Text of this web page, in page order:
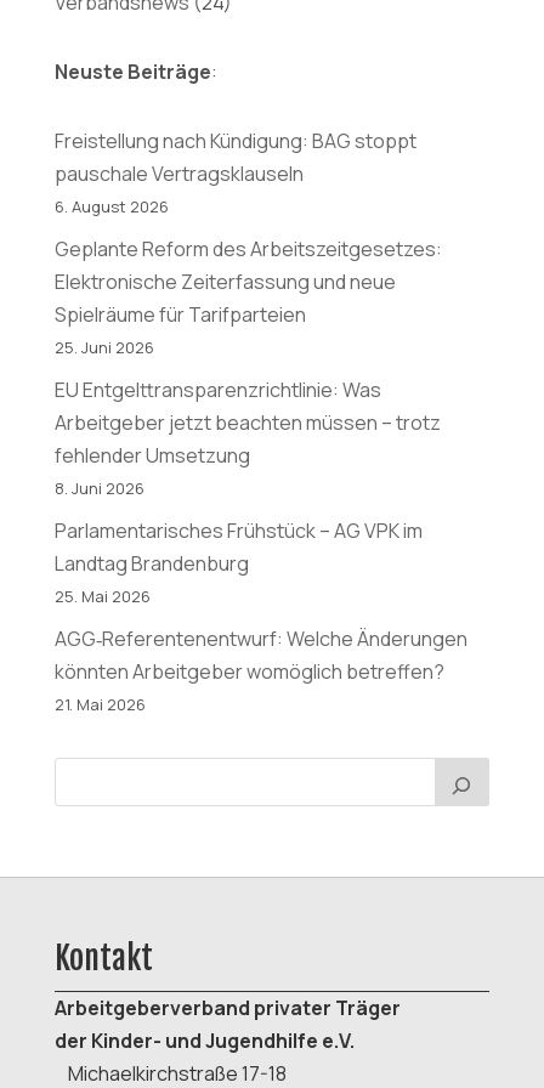
Neuste Beiträge:
Freistellung nach Kündigung: BAG stoppt
pauschale Vertragsklauseln
6. August 2026
Geplante Reform des Arbeitszeitgesetzes:
Elektronische Zeiterfassung und neue
Spielräume für Tarifparteien
25. Juni 2026
EU Entgelttransparenzrichtlinie: Was
Arbeitgeber jetzt beachten müssen – trotz
fehlender Umsetzung
8. Juni 2026
Parlamentarisches Frühstück – AG VPK im
Landtag Brandenburg
25. Mai 2026
AGG‑Referentenentwurf: Welche Änderungen
könnten Arbeitgeber womöglich betreffen?
21. Mai 2026
Kontakt
Arbeitgeberverband privater Träger
der Kinder- und Jugendhilfe e.V.
Michaelkirchstraße 17-18